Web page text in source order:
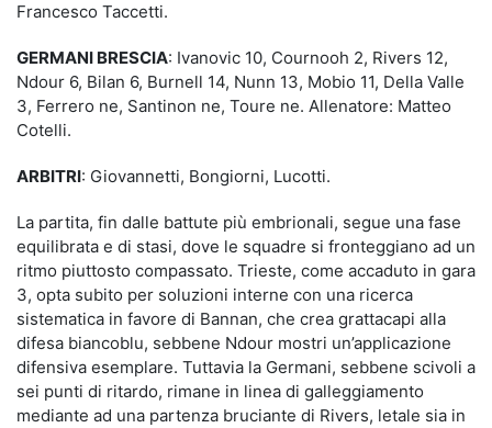
Francesco Taccetti.
GERMANI BRESCIA: Ivanovic 10, Cournooh 2, Rivers 12,
Ndour 6, Bilan 6, Burnell 14, Nunn 13, Mobio 11, Della Valle
3, Ferrero ne, Santinon ne, Toure ne. Allenatore: Matteo
Cotelli.
ARBITRI: Giovannetti, Bongiorni, Lucotti.
La partita, fin dalle battute più embrionali, segue una fase
equilibrata e di stasi, dove le squadre si fronteggiano ad un
ritmo piuttosto compassato. Trieste, come accaduto in gara
3, opta subito per soluzioni interne con una ricerca
sistematica in favore di Bannan, che crea grattacapi alla
difesa biancoblu, sebbene Ndour mostri un’applicazione
difensiva esemplare. Tuttavia la Germani, sebbene scivoli a
sei punti di ritardo, rimane in linea di galleggiamento
mediante ad una partenza bruciante di Rivers, letale sia in